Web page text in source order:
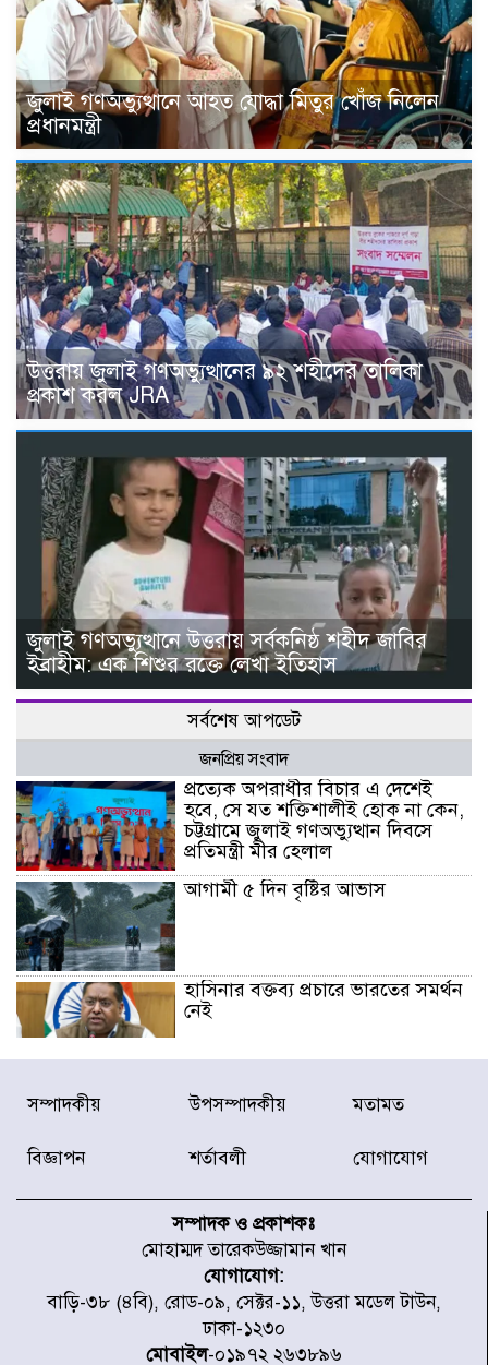
জুলাই গণঅভ্যুত্থানে আহত যোদ্ধা মিতুর খোঁজ নিলেন
প্রধানমন্ত্রী
উত্তরায় জুলাই গণঅভ্যুত্থানের ৯২ শহীদের তালিকা
প্রকাশ করল JRA
জুলাই গণঅভ্যুত্থানে উত্তরায় সর্বকনিষ্ঠ শহীদ জাবির
ইব্রাহীম: এক শিশুর রক্তে লেখা ইতিহাস
সর্বশেষ আপডেট
জনপ্রিয় সংবাদ
প্রত্যেক অপরাধীর বিচার এ দেশেই
হবে, সে যত শক্তিশালীই হোক না কেন,
চট্টগ্রামে জুলাই গণঅভ্যুত্থান দিবসে
প্রতিমন্ত্রী মীর হেলাল
আগামী ৫ দিন বৃষ্টির আভাস
হাসিনার বক্তব্য প্রচারে ভারতের সমর্থন
নেই
জুলাই গণঅভ্যুত্থানে আহত যোদ্ধা
মিতুর খোঁজ নিলেন প্রধানমন্ত্রী
শহীদের তালিকা প্রকাশ করল JRA
জুলাই গণঅভ্যুত্থানে উত্তরায় সর্বকনিষ্ঠ
শহীদ জাবির ইব্রাহীম: এক শিশুর রক্তে
লেখা ইতিহাস
সম্পাদকীয় উপসম্পাদকীয় মতামত
বিজ্ঞাপন শর্তাবলী যোগাযোগ
সম্পাদক ও প্রকাশকঃ
মোহাম্মদ তারেকউজ্জামান খান
যোগাযোগ:
বাড়ি-৩৮ (৪বি), রোড-০৯, সেক্টর-১১, উত্তরা মডেল টাউন,
ঢাকা-১২৩০
মোবাইল-০১৯৭২ ২৬৩৮৯৬